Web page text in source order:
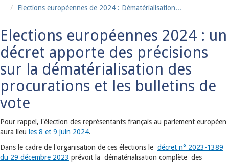
Elections européennes de 2024 : Dématérialisation...
Elections européennes 2024 : un
décret apporte des précisions
sur la dématérialisation des
procurations et les bulletins de
vote
Pour rappel, l'élection des représentants français au parlement européen
aura lieu les 8 et 9 juin 2024.
Dans le cadre de l'organisation de ces élections le décret n° 2023-1389
du 29 décembre 2023 prévoit la dématérialisation complète des